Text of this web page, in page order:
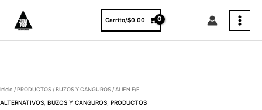
contenido
Carrito/$0.00
Inicio /PRODUCTOS /BUZOS Y CANGUROS / ALIEN F/E
ALTERNATIVOS BUZOS Y CANGUROS PRODUCTOS